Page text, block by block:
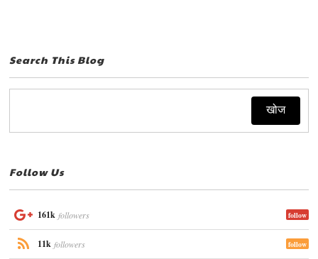
Search This Blog
Follow Us
161k followers follow
11k followers follow